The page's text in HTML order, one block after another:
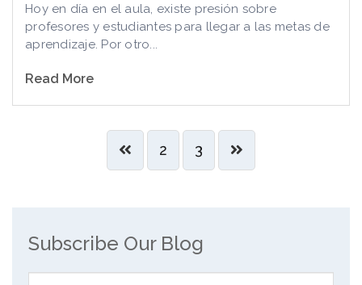
Hoy en día en el aula, existe presión sobre
profesores y estudiantes para llegar a las metas de
aprendizaje. Por otro...
Read More
2 3
Subscribe Our Blog